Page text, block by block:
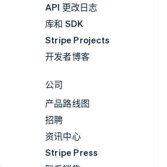
API 更改日志
库和 SDK
Stripe Projects
开发者博客
公司
产品路线图
招聘
资讯中心
Stripe Press